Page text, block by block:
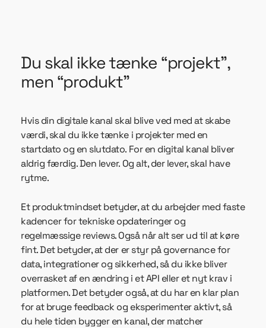
Du skal ikke tænke “projekt”,
men “produkt”
Hvis din digitale kanal skal blive ved med at skabe
værdi, skal du ikke tænke i projekter med en
startdato og en slutdato. For en digital kanal bliver
aldrig færdig. Den lever. Og alt, der lever, skal have
rytme.
Et produktmindset betyder, at du arbejder med faste
kadencer for tekniske opdateringer og
regelmæssige reviews. Også når alt ser ud til at køre
fint. Det betyder, at der er styr på governance for
data, integrationer og sikkerhed, så du ikke bliver
overrasket af en ændring i et API eller et nyt krav i
platformen. Det betyder også, at du har en klar plan
for at bruge feedback og eksperimenter aktivt, så
du hele tiden bygger en kanal, der matcher